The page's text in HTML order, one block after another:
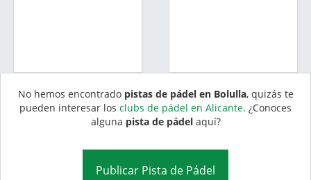
No hemos encontrado pistas de pádel en Bolulla, quizás te
pueden interesar los clubs de pádel en Alicante. ¿Conoces
alguna pista de pádelaquí?
Publicar Pista de Pádel